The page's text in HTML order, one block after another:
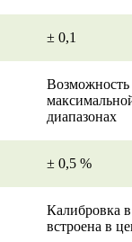
± 0,1
Возможность
диапазонах
± 0,5 %
Калибровка
встроена в